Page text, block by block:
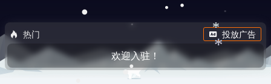
•
• •
•
•
热门 投放广告
欢迎入驻！
*
*